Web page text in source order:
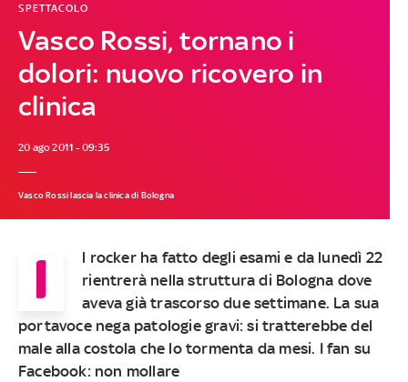
Vasco Rossi, tornano i
dolori: nuovo ricovero in
clinica
SPETTACOLO
20 ago 2011 - 09:35
Vasco Rossi lascia la clinica di Bologna
I
l rocker ha fatto degli esami e da lunedì 22
rientrerà nella struttura di Bologna dove
aveva già trascorso due settimane. La sua
portavoce nega patologie gravi: si tratterebbe del
male alla costola che lo tormenta da mesi. I fan su
Facebook: non mollare